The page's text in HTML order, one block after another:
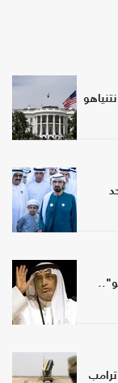
ترامب